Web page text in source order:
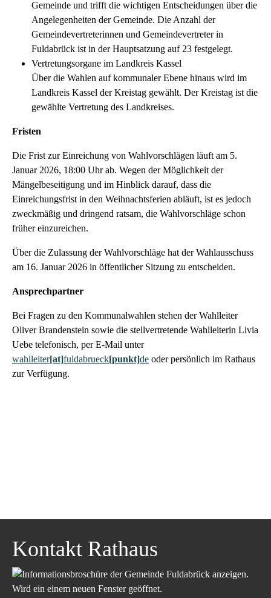
Gemeinde und trifft die wichtigen Entscheidungen über die
Angelegenheiten der Gemeinde. Die Anzahl der
Gemeindevertreterinnen und Gemeindevertreter in
Fuldabrück ist in der Hauptsatzung auf 23 festgelegt.
Vertretungsorgane im Landkreis Kassel
Über die Wahlen auf kommunaler Ebene hinaus wird im
Landkreis Kassel der Kreistag gewählt. Der Kreistag ist die
gewählte Vertretung des Landkreises.
Fristen
Die Frist zur Einreichung von Wahlvorschlägen läuft am 5.
Januar 2026, 18:00 Uhr ab. Wegen der Möglichkeit der
Mängelbeseitigung und im Hinblick darauf, dass die
Einreichungsfrist in den Weihnachtsferien abläuft, ist es jedoch
zweckmäßig und dringend ratsam, die Wahlvorschläge schon
früher einzureichen.
Über die Zulassung der Wahlvorschläge hat der Wahlausschuss
am 16. Januar 2026 in öffentlicher Sitzung zu entscheiden.
Ansprechpartner
Bei Fragen zu den Kommunalwahlen stehen der Wahlleiter
Oliver Brandenstein sowie die stellvertretende Wahlleiterin Livia
Uebe telefonisch, per E-Mail unter
wahlleiter[at]fuldabrueck[punkt]de oder persönlich im Rathaus
zur Verfügung.
Kontakt Rathaus